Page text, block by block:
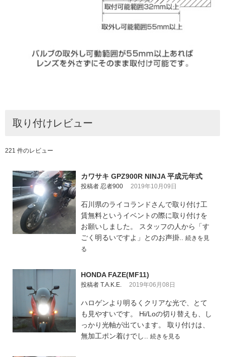
取り付けレビュー
221 件のレビュー
カワサキ GPZ900R NINJA 平成元年式
投稿者 忍者900 2019年10月09日
石川県のライコランドさんで取り付け工
賃無料というイベントの際に取り付けを
お願いしました。 スタッフの人から「す
ごく明るいですよ」とのお声掛.. 続きを見
る
HONDA FAZE(MF11)
投稿者 T.A.K.E. 2019年06月08日
ハロゲンより明るくクリアな光で、とて
も見やすいです。 Hi/Loの切り替えも、し
っかり光軸が出ています。 取り付けは、
無加工ポン着けでし.. 続きを見る